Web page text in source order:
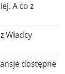
A co z
Władcy
dostępne